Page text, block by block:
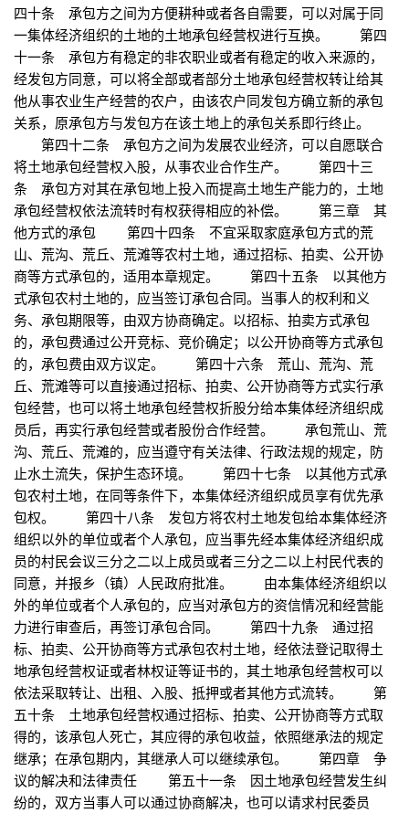
四十条 承包方之间为方便耕种或者各自需要，可以对属于同
一集体经济组织的土地的土地承包经营权进行互换。 第四
十一条 承包方有稳定的非农职业或者有稳定的收入来源的，
经发包方同意，可以将全部或者部分土地承包经营权转让给其
他从事农业生产经营的农户，由该农户同发包方确立新的承包
关系，原承包方与发包方在该土地上的承包关系即行终止。
第四十二条 承包方之间为发展农业经济，可以自愿联合
将土地承包经营权入股，从事农业合作生产。 第四十三
条 承包方对其在承包地上投入而提高土地生产能力的，土地
承包经营权依法流转时有权获得相应的补偿。 第三章 其
他方式的承包 第四十四条 不宜采取家庭承包方式的荒
山、荒沟、荒丘、荒滩等农村土地，通过招标、拍卖、公开协
商等方式承包的，适用本章规定。 第四十五条 以其他方
式承包农村土地的，应当签订承包合同。当事人的权利和义
务、承包期限等，由双方协商确定。以招标、拍卖方式承包
的，承包费通过公开竞标、竞价确定；以公开协商等方式承包
的，承包费由双方议定。 第四十六条 荒山、荒沟、荒
丘、荒滩等可以直接通过招标、拍卖、公开协商等方式实行承
包经营，也可以将土地承包经营权折股分给本集体经济组织成
员后，再实行承包经营或者股份合作经营。 承包荒山、荒
沟、荒丘、荒滩的，应当遵守有关法律、行政法规的规定，防
止水土流失，保护生态环境。 第四十七条 以其他方式承
包农村土地，在同等条件下，本集体经济组织成员享有优先承
包权。 第四十八条 发包方将农村土地发包给本集体经济
组织以外的单位或者个人承包，应当事先经本集体经济组织成
员的村民会议三分之二以上成员或者三分之二以上村民代表的
同意，并报乡（镇）人民政府批准。 由本集体经济组织以
外的单位或者个人承包的，应当对承包方的资信情况和经营能
力进行审查后，再签订承包合同。 第四十九条 通过招
标、拍卖、公开协商等方式承包农村土地，经依法登记取得土
地承包经营权证或者林权证等证书的，其土地承包经营权可以
依法采取转让、出租、入股、抵押或者其他方式流转。 第
五十条 土地承包经营权通过招标、拍卖、公开协商等方式取
得的，该承包人死亡，其应得的承包收益，依照继承法的规定
继承；在承包期内，其继承人可以继续承包。 第四章 争
议的解决和法律责任 第五十一条 因土地承包经营发生纠
纷的，双方当事人可以通过协商解决，也可以请求村民委员